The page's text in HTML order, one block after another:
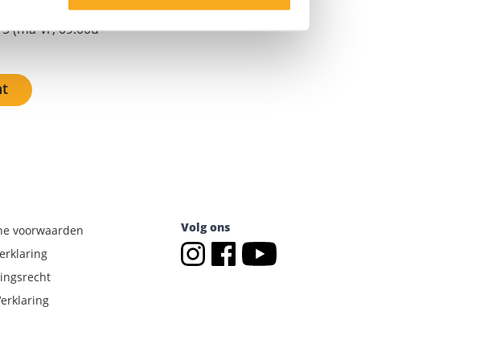
3 werkdagen te
(ma-vr, 09:00u -
voorwaarden
Volg ons